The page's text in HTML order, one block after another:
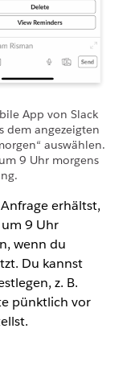
App von Slack
dem angezeigten
auswählen.
9 Uhr morgens
erhältst,
9 Uhr
wenn du
Du kannst
z. B.
pünktlich vor